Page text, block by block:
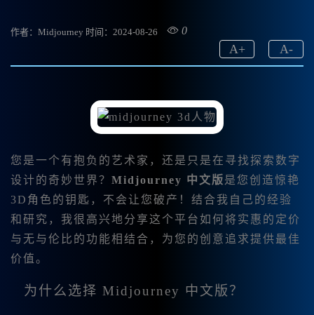
作者：Midjourney 时间：2024-08-26 0
A-
A+
您是一个有抱负的艺术家，还是只是在寻找探索数字
设计的奇妙世界？ Midjourney 中文版是您创造惊艳
3D角色的钥匙，不会让您破产！结合我自己的经验
和研究，我很高兴地分享这个平台如何将实惠的定价
与无与伦比的功能相结合，为您的创意追求提供最佳
价值。
为什么选择 Midjourney 中文版？